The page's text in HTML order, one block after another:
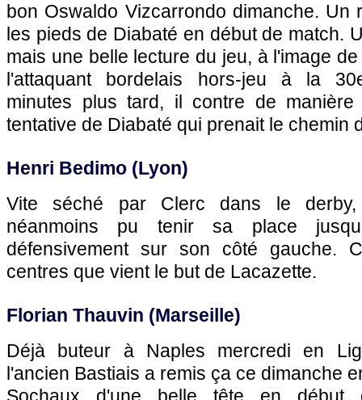
bon Oswaldo Vizcarrondo dimanche. Un
les pieds de Diabaté en début de match.
mais une belle lecture du jeu, à l'image
l'attaquant bordelais hors-jeu à la
minutes plus tard, il contre de
tentative de Diabaté qui prenait le chemin
Henri Bedimo (Lyon)
Vite séché par Clerc dans le
néanmoins pu tenir sa place
défensivement sur son côté gauche.
centres que vient le but de Lacazette.
Florian Thauvin (Marseille)
Déjà buteur à Naples mercredi en
l'ancien Bastiais a remis ça ce dimanche